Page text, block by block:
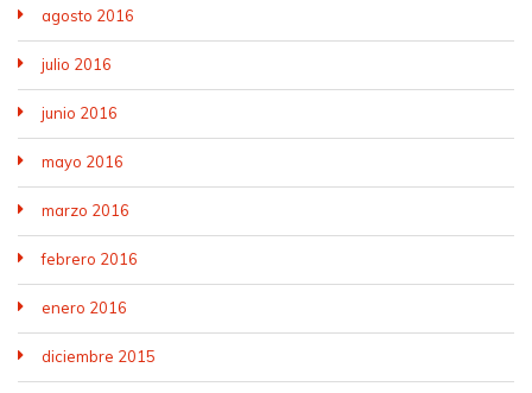
agosto 2016
julio 2016
junio 2016
mayo 2016
marzo 2016
febrero 2016
enero 2016
diciembre 2015